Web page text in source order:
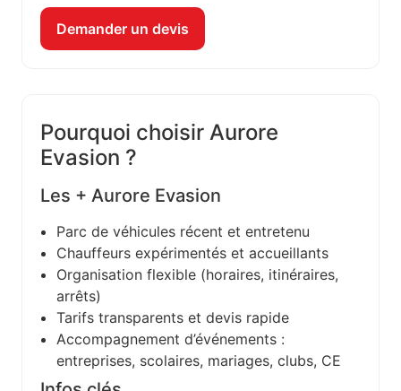
Demander un devis
Pourquoi choisir Aurore
Evasion ?
Les + Aurore Evasion
Parc de véhicules récent et entretenu
Chauffeurs expérimentés et accueillants
Organisation flexible (horaires, itinéraires,
arrêts)
Tarifs transparents et devis rapide
Accompagnement d’événements :
entreprises, scolaires, mariages, clubs, CE